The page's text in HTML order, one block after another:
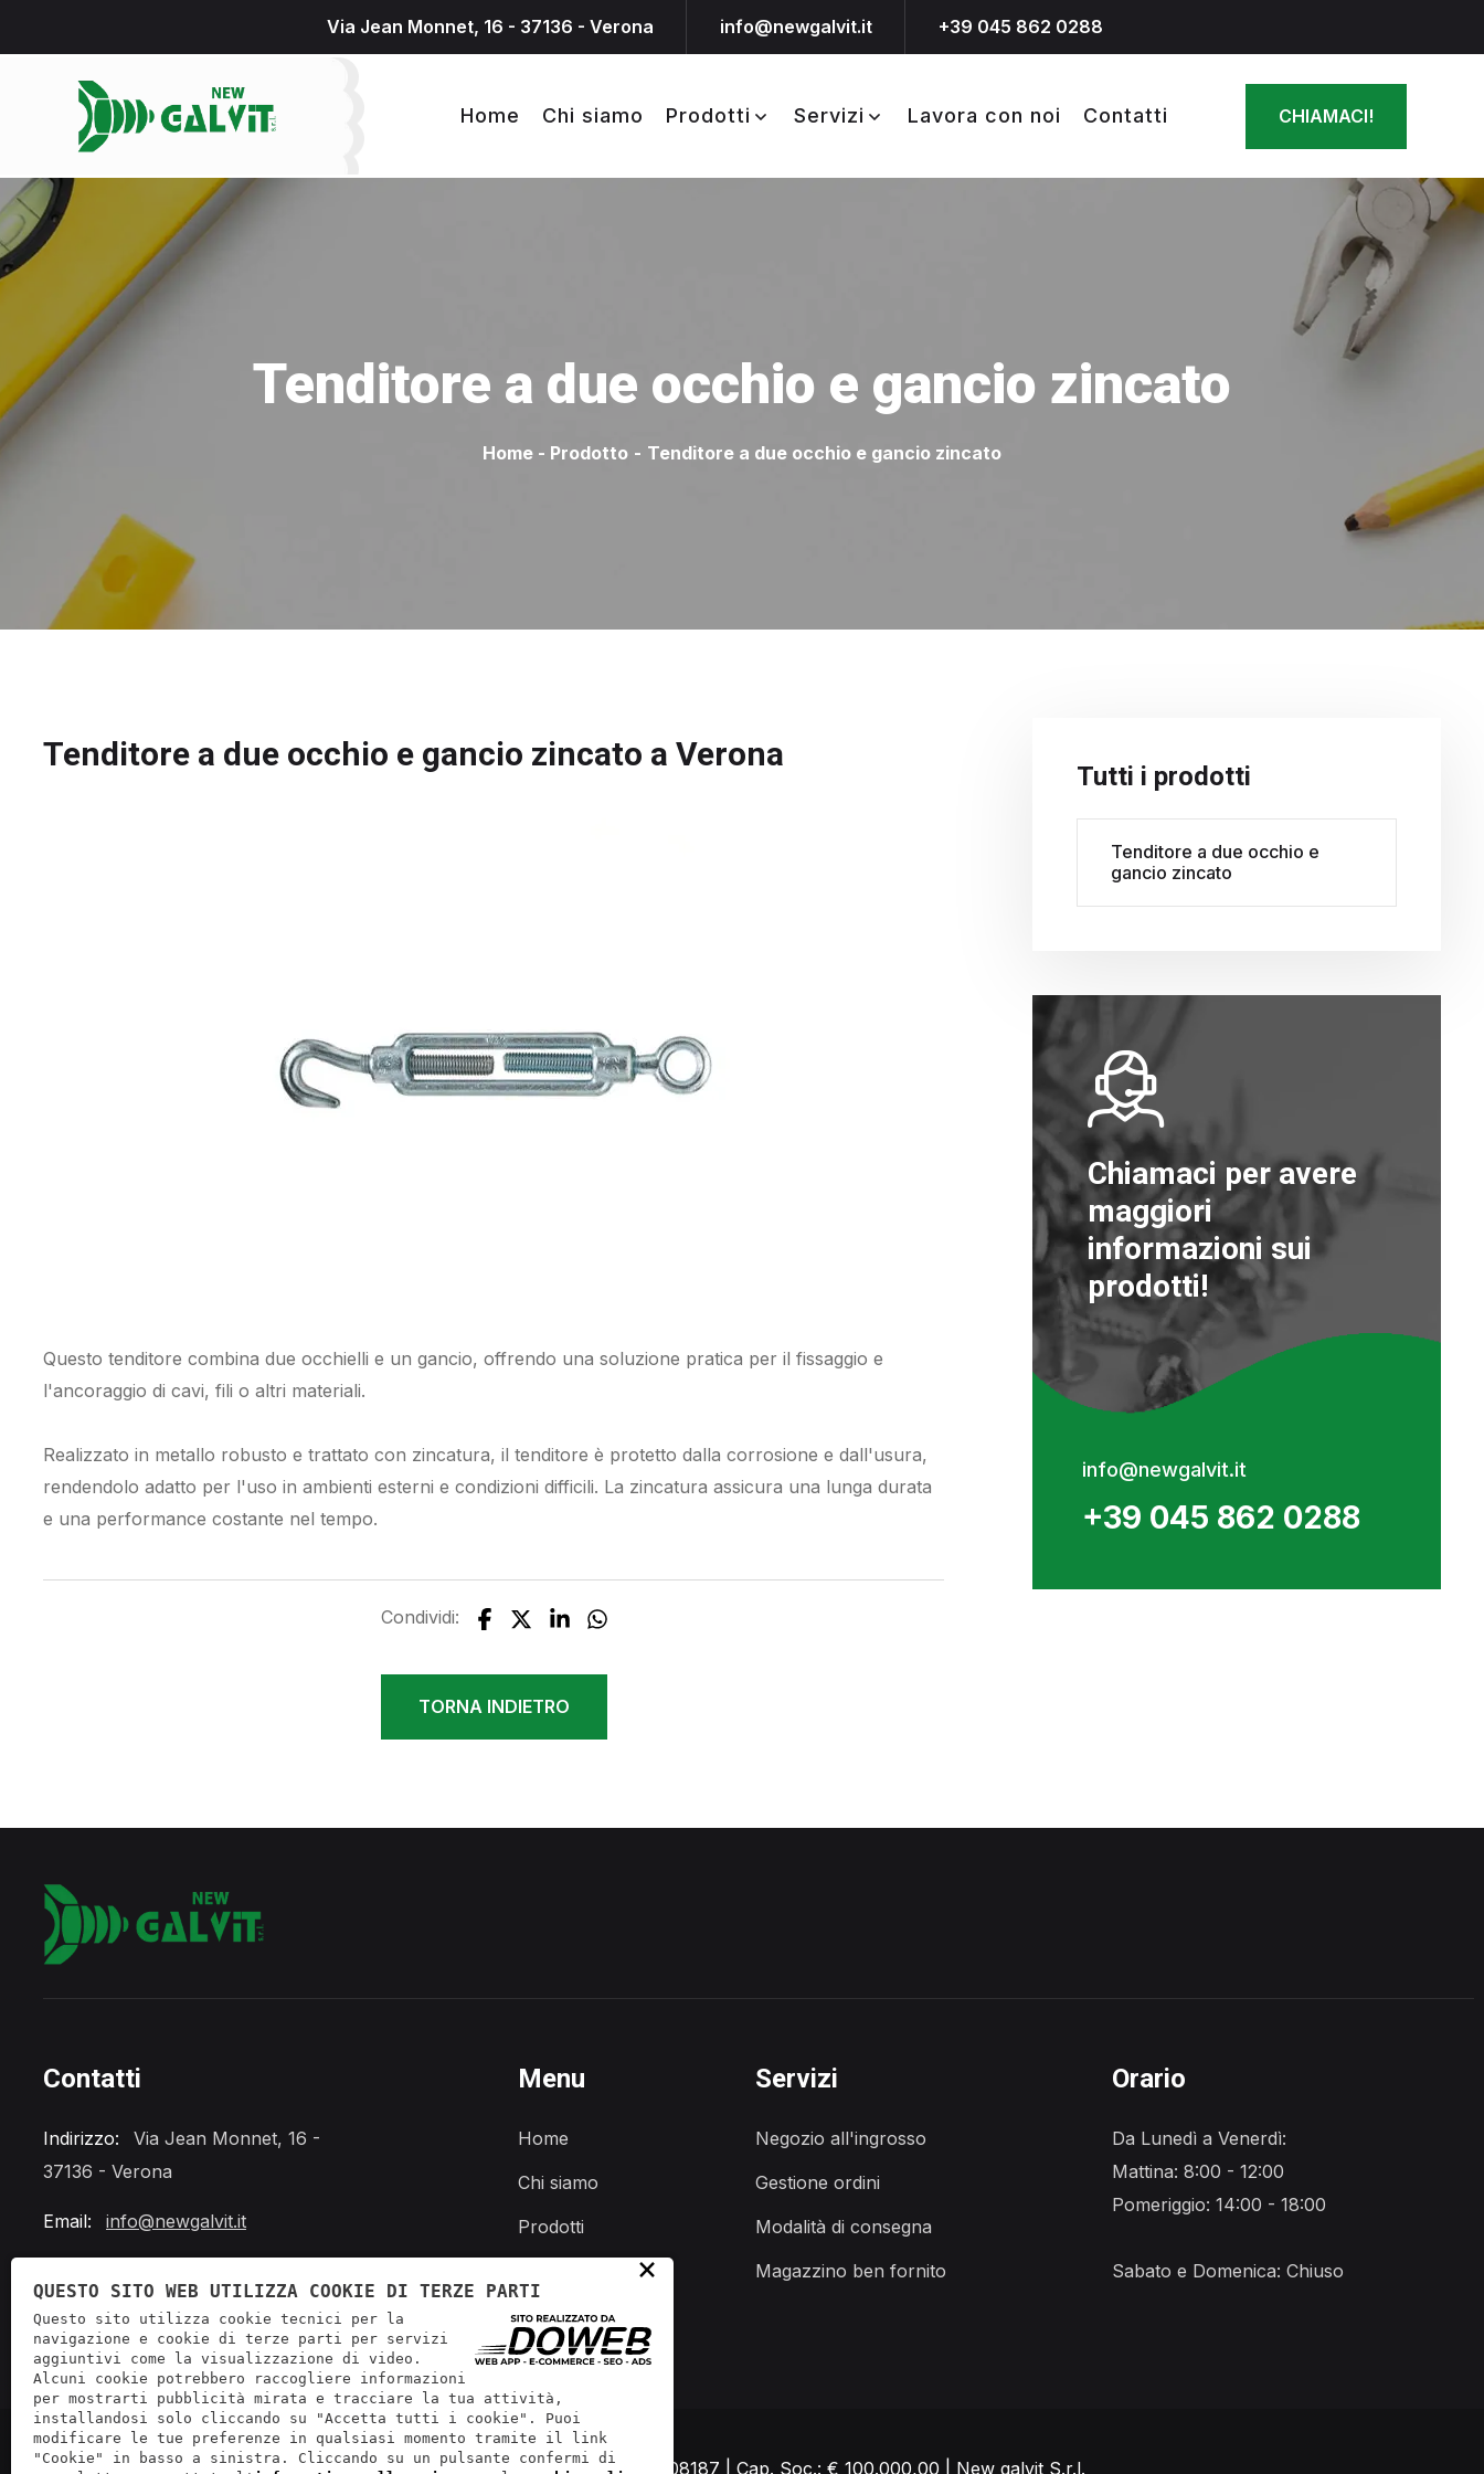
Via Jean Monnet, 16 - 37136 - Verona info@newgalvit.it +39 045 862 0288
Home Chi siamo Prodotti Servizi Lavora con noi Contatti CHIAMACI!
Tenditore a due occhio e gancio zincato
Home - Prodotto - Tenditore a due occhio e gancio zincato
Tenditore a due occhio e gancio zincato a Verona
Questo tenditore combina due occhielli e un gancio, offrendo una soluzione pratica per il fissaggio e
l'ancoraggio di cavi, fili o altri materiali.
Realizzato in metallo robusto e trattato con zincatura, il tenditore è protetto dalla corrosione e dall'usura,
rendendolo adatto per l'uso in ambienti esterni e condizioni difficili. La zincatura assicura una lunga durata
e una performance costante nel tempo.
Condividi:
TORNA INDIETRO
Tutti i prodotti
Tenditore a due occhio e
gancio zincato
Chiamaci per avere
maggiori
informazioni sui
prodotti!
info@newgalvit.it
+39 045 862 0288
Contatti
Indirizzo:
Via Jean Monnet, 16 -
37136 - Verona
Email:
info@newgalvit.it
Telefono:
+39 045 862 0288
Menu
Home
Chi siamo
Prodotti
Contatti
Servizi
Negozio all'ingrosso
Gestione ordini
Modalità di consegna
Magazzino ben fornito
Orario
Da Lunedì a Venerdì:
Mattina: 8:00 - 12:00
Pomeriggio: 14:00 - 18:00
Sabato e Domenica: Chiuso
P.IVA: 04289050231 | REA: VR408187 | Cap. Soc.: € 100.000,00 | New galvit S.r.l.
×
QUESTO SITO WEB UTILIZZA COOKIE DI TERZE PARTI
Questo sito utilizza cookie tecnici per la
navigazione e cookie di terze parti per servizi
aggiuntivi come la visualizzazione di video.
Alcuni cookie potrebbero raccogliere informazioni
per mostrarti pubblicità mirata e tracciare la tua attività,
installandosi solo cliccando su "Accetta tutti i cookie". Puoi
modificare le tue preferenze in qualsiasi momento tramite il link
"Cookie" in basso a sinistra. Cliccando su un pulsante confermi di